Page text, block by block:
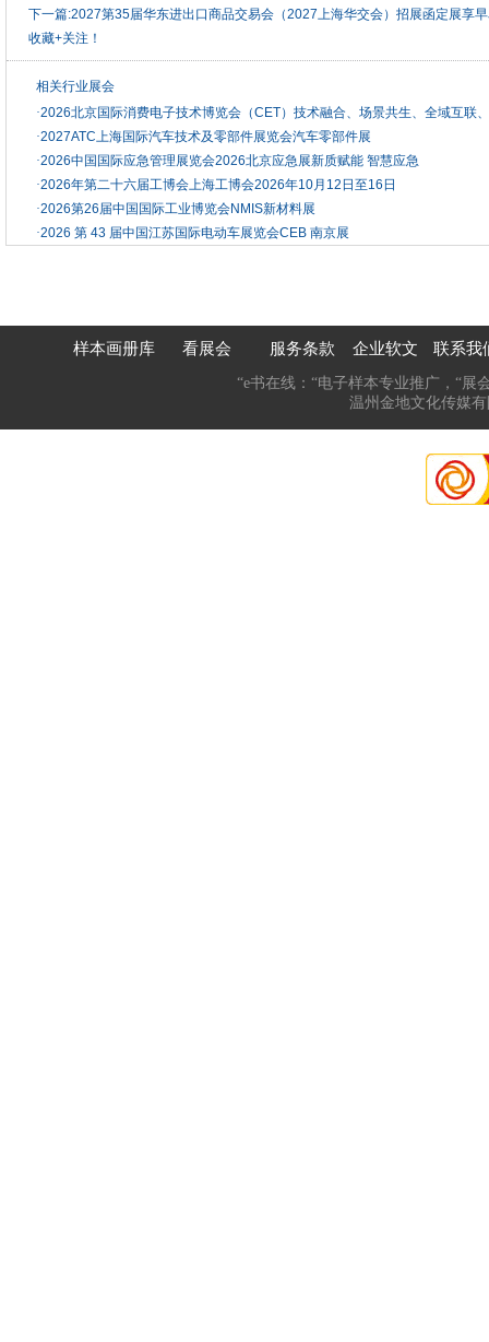
下一篇:2027第35届华东进出口商品交易会（2027上海华交会）招展函定展享
收藏+关注！
相关行业展会
·2026北京国际消费电子技术博览会（CET）技术融合、场景共生、全域互联
·2027ATC上海国际汽车技术及零部件展览会汽车零部件展
·2026中国国际应急管理展览会2026北京应急展新质赋能 智慧应急
·2026年第二十六届工博会上海工博会2026年10月12日至16日
·2026第26届中国国际工业博览会NMIS新材料展
·2026 第 43 届中国江苏国际电动车展览会CEB 南京展
样本画册库 看展会 服务条款 企业软文 联系我
“e书在线：“电子样本专业推广，“展
温州金地文化传媒